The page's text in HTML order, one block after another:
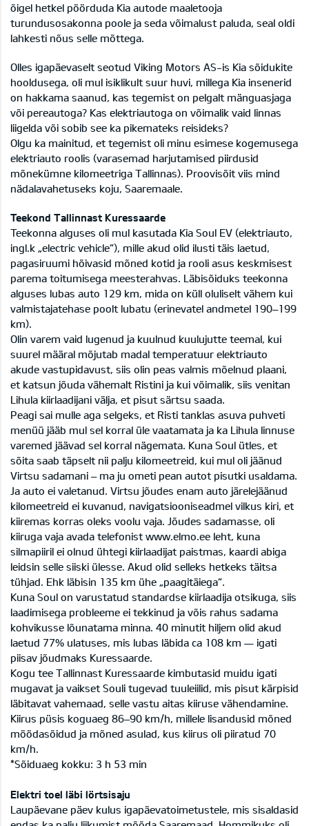
õigel hetkel pöörduda Kia autode maaletooja
turundusosakonna poole ja seda võimalust paluda, seal oldi
lahkesti nõus selle mõttega.
Olles igapäevaselt seotud Viking Motors AS-is Kia sõidukite
hooldusega, oli mul isiklikult suur huvi, millega Kia insenerid
on hakkama saanud, kas tegemist on pelgalt mänguasjaga
või pereautoga? Kas elektriautoga on võimalik vaid linnas
liigelda või sobib see ka pikemateks reisideks?
Olgu ka mainitud, et tegemist oli minu esimese kogemusega
elektriauto roolis (varasemad harjutamised piirdusid
mõnekümne kilomeetriga Tallinnas). Proovisõit viis mind
nädalavahetuseks koju, Saaremaale.
Teekond Tallinnast Kuressaarde
Teekonna alguses oli mul kasutada Kia Soul EV (elektriauto,
ingl.k „electric vehicle“), mille akud olid ilusti täis laetud,
pagasiruumi hõivasid mõned kotid ja rooli asus keskmisest
parema toitumisega meesterahvas. Läbisõiduks teekonna
alguses lubas auto 129 km, mida on küll oluliselt vähem kui
valmistajatehase poolt lubatu (erinevatel andmetel 190–199
km).
Olin varem vaid lugenud ja kuulnud kuulujutte teemal, kui
suurel määral mõjutab madal temperatuur elektriauto
akude vastupidavust, siis olin peas valmis mõelnud plaani,
et katsun jõuda vähemalt Ristini ja kui võimalik, siis venitan
Lihula kiirlaadijani välja, et pisut särtsu saada.
Peagi sai mulle aga selgeks, et Risti tanklas asuva puhveti
menüü jääb mul sel korral üle vaatamata ja ka Lihula linnuse
varemed jäävad sel korral nägemata. Kuna Soul ütles, et
sõita saab täpselt nii palju kilomeetreid, kui mul oli jäänud
Virtsu sadamani – ma ju ometi pean autot pisutki usaldama.
Ja auto ei valetanud. Virtsu jõudes enam auto järelejäänud
kilomeetreid ei kuvanud, navigatsiooniseadmel vilkus kiri, et
kiiremas korras oleks voolu vaja. Jõudes sadamasse, oli
kiiruga vaja avada telefonist www.elmo.ee leht, kuna
silmapiiril ei olnud ühtegi kiirlaadijat paistmas, kaardi abiga
leidsin selle siiski ülesse. Akud olid selleks hetkeks täitsa
tühjad. Ehk läbisin 135 km ühe „paagitäiega“.
Kuna Soul on varustatud standardse kiirlaadija otsikuga, siis
laadimisega probleeme ei tekkinud ja võis rahus sadama
kohvikusse lõunatama minna. 40 minutit hiljem olid akud
laetud 77% ulatuses, mis lubas läbida ca 108 km — igati
piisav jõudmaks Kuressaarde.
Kogu tee Tallinnast Kuressaarde kimbutasid muidu igati
mugavat ja vaikset Souli tugevad tuuleiilid, mis pisut kärpisid
läbitavat vahemaad, selle vastu aitas kiiruse vähendamine.
Kiirus püsis koguaeg 86–90 km/h, millele lisandusid mõned
möödasõidud ja mõned asulad, kus kiirus oli piiratud 70
km/h.
*Sõiduaeg kokku: 3 h 53 min
Elektri toel läbi lörtsisaju
Laupäevane päev kulus igapäevatoimetustele, mis sisaldasid